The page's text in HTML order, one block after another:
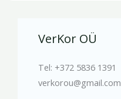
VerKor OÜ
Tel: +372 5836 1391
verkorou@gmail.com